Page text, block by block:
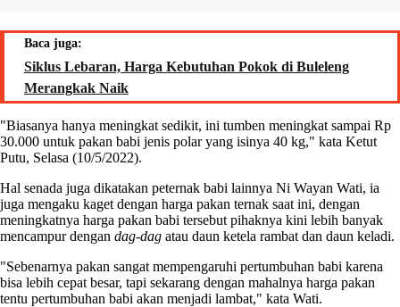
Baca juga:
Siklus Lebaran, Harga Kebutuhan Pokok di Buleleng
Merangkak Naik
"Biasanya hanya meningkat sedikit, ini tumben meningkat sampai Rp
30.000 untuk pakan babi jenis polar yang isinya 40 kg," kata Ketut
Putu, Selasa (10/5/2022).
Hal senada juga dikatakan peternak babi lainnya Ni Wayan Wati, ia
juga mengaku kaget dengan harga pakan ternak saat ini, dengan
meningkatnya harga pakan babi tersebut pihaknya kini lebih banyak
mencampur dengan dag-dag atau daun ketela rambat dan daun keladi.
"Sebenarnya pakan sangat mempengaruhi pertumbuhan babi karena
bisa lebih cepat besar, tapi sekarang dengan mahalnya harga pakan
tentu pertumbuhan babi akan menjadi lambat," kata Wati.